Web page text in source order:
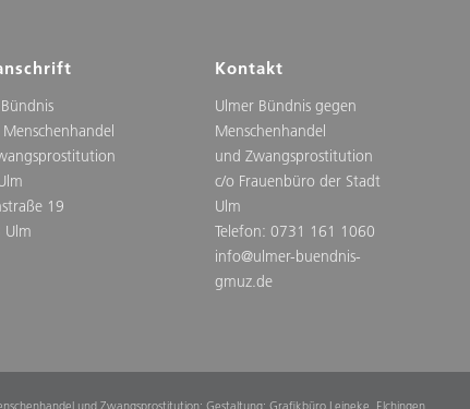
19
Ulm
Kontakt
Ulmer Bündnis gegen
Menschenhandel
und Zwangsprostitution
c/o Frauenbüro der Stadt
Ulm
Telefon: 0731 161 1060
info@ulmer-buendnis-
gmuz.de
und Zwangsprostitution; Gestaltung: Grafikbüro Leineke, Elchingen